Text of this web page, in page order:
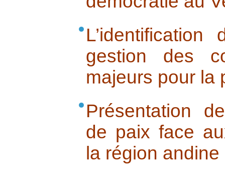
gestion des
majeurs pour la
Présentation
de paix face
la région